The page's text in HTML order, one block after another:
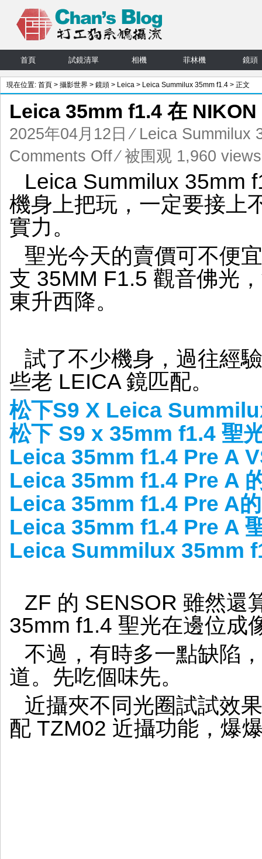
首頁 試鏡清單 相機 菲林機 鏡頭
現在位置: 首頁 > 攝影世界 > 鏡頭 > Leica > Leica Summilux 35mm f1.4 > 正文
Leica 35mm f1.4 在 NIKON
2025年04月12日 ⁄ Leica Summilux
Comments Offon
Leica
35mm
f1.4
在
NIKON
的
聖
光
⁄ 被围观 1,960
Leica Summilux 35mm
機身上把玩，一定要接上
實力。
聖光今天的賣價可不便
支 35MM F1.5 觀音佛光
東升西降。
試了不少機身，過往經
些老 LEICA 鏡匹配。
松下S9 X Leica
松下 S9 x 35mm f1.4 聖
Leica 35mm f1.4 Pre A
Leica 35mm f1.4 Pre A
Leica 35mm f1.4 Pre A
Leica 35mm f1.4 Pre A
Leica Summilux 35mm
ZF 的 SENSOR 雖然還
35mm f1.4 聖光在邊位成
不過，有時多一點缺陷
道。先吃個味先。
近攝夾不同光圈試試效
配 TZM02 近攝功能，爆